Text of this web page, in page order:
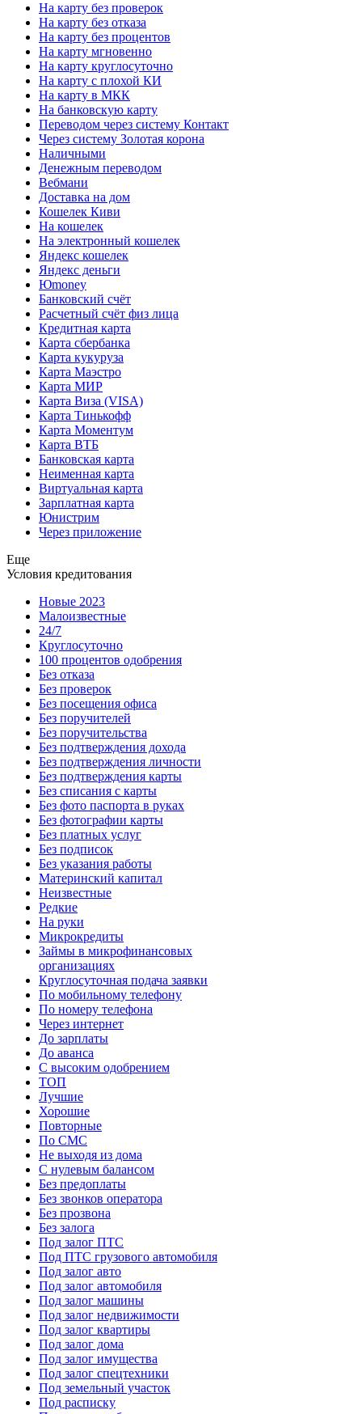
На карту без проверок
На карту без отказа
На карту без процентов
На карту мгновенно
На карту круглосуточно
На карту с плохой КИ
На карту в МКК
На банковскую карту
Переводом через систему Контакт
Через систему Золотая корона
Наличными
Денежным переводом
Вебмани
Доставка на дом
Кошелек Киви
На кошелек
На электронный кошелек
Яндекс кошелек
Яндекс деньги
Юmoney
Банковский счёт
Расчетный счёт физ лица
Кредитная карта
Карта сбербанка
Карта кукуруза
Карта Маэстро
Карта МИР
Карта Виза (VISA)
Карта Тинькофф
Карта Моментум
Карта ВТБ
Банковская карта
Неименная карта
Виртуальная карта
Зарплатная карта
Юнистрим
Через приложение
Еще
Условия кредитования
Новые 2023
Малоизвестные
24/7
Круглосуточно
100 процентов одобрения
Без отказа
Без проверок
Без посещения офиса
Без поручителей
Без поручительства
Без подтверждения дохода
Без подтверждения личности
Без подтверждения карты
Без списания с карты
Без фото паспорта в руках
Без фотографии карты
Без платных услуг
Без подписок
Без указания работы
Материнский капитал
Неизвестные
Редкие
На руки
Микрокредиты
Займы в микрофинансовых
организациях
Круглосуточная подача заявки
По мобильному телефону
По номеру телефона
Через интернет
До зарплаты
До аванса
С высоким одобрением
ТОП
Лучшие
Хорошие
Повторные
По СМС
Не выходя из дома
С нулевым балансом
Без предоплаты
Без звонков оператора
Без прозвона
Без залога
Под залог ПТС
Под ПТС грузового автомобиля
Под залог авто
Под залог автомобиля
Под залог машины
Под залог недвижимости
Под залог квартиры
Под залог дома
Под залог имущества
Под залог спецтехники
Под земельный участок
Под расписку